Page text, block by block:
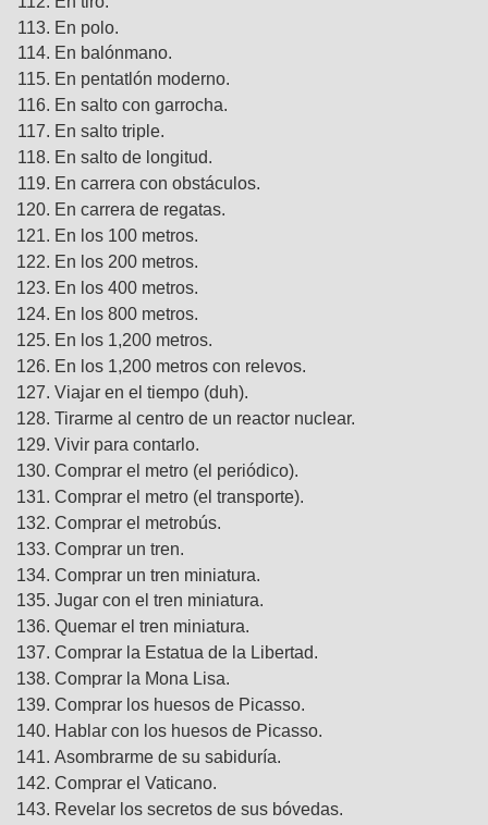
En polo.
En balónmano.
En pentatlón moderno.
En salto con garrocha.
En salto triple.
En salto de longitud.
En carrera con obstáculos.
En carrera de regatas.
En los 100 metros.
En los 200 metros.
En los 400 metros.
En los 800 metros.
En los 1,200 metros.
En los 1,200 metros con relevos.
Viajar en el tiempo (duh).
Tirarme al centro de un reactor nuclear.
Vivir para contarlo.
Comprar el metro (el periódico).
Comprar el metro (el transporte).
Comprar el metrobús.
Comprar un tren.
Comprar un tren miniatura.
Jugar con el tren miniatura.
Quemar el tren miniatura.
Comprar la Estatua de la Libertad.
Comprar la Mona Lisa.
Comprar los huesos de Picasso.
Hablar con los huesos de Picasso.
Asombrarme de su sabiduría.
Comprar el Vaticano.
Revelar los secretos de sus bóvedas.